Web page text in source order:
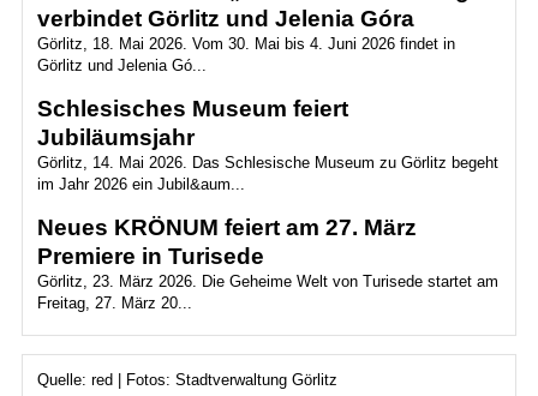
verbindet Görlitz und Jelenia Góra
Görlitz, 18. Mai 2026. Vom 30. Mai bis 4. Juni 2026 findet in
Görlitz und Jelenia Gó...
Schlesisches Museum feiert
Jubiläumsjahr
Görlitz, 14. Mai 2026. Das Schlesische Museum zu Görlitz begeht
im Jahr 2026 ein Jubil&aum...
Neues KRÖNUM feiert am 27. März
Premiere in Turisede
Görlitz, 23. März 2026. Die Geheime Welt von Turisede startet am
Freitag, 27. März 20...
Quelle: red | Fotos: Stadtverwaltung Görlitz